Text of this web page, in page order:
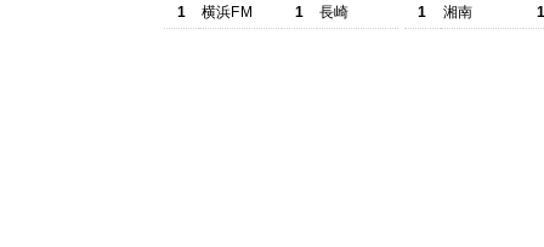
1
横浜FM 1 長崎
1
湘南